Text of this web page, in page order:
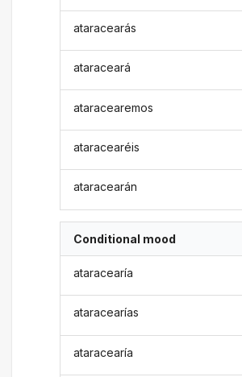
ataracearás
ataraceará
ataracearemos
ataracearéis
ataracearán
Conditional mood
ataracearía
ataracearías
ataracearía